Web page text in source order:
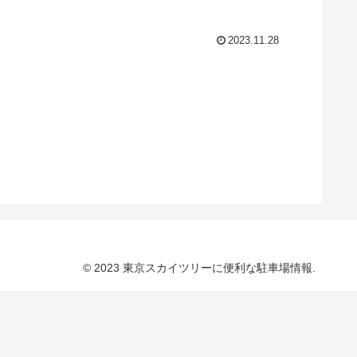
2023.11.28
© 2023 東京スカイツリーに便利な駐車場情報.